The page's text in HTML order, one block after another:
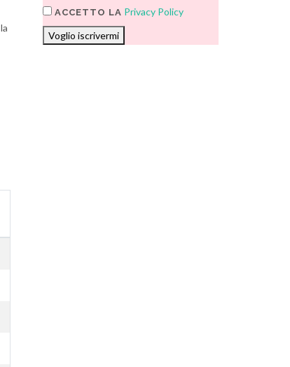
ACCETTO LA Privacy Policy
Voglio iscrivermi